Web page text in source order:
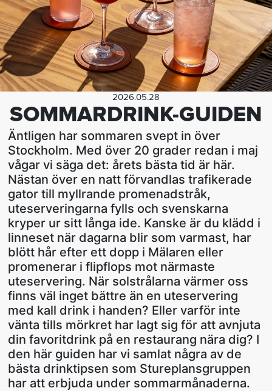
2026.05.28
SOMMARDRINK-GUIDEN
Äntligen har sommaren svept in över
Stockholm. Med över 20 grader redan i maj
vågar vi säga det: årets bästa tid är här.
Nästan över en natt förvandlas trafikerade
gator till myllrande promenadstråk,
uteserveringarna fylls och svenskarna
kryper ur sitt långa ide. Kanske är du klädd i
linneset när dagarna blir som varmast, har
blött hår efter ett dopp i Mälaren eller
promenerar i flipflops mot närmaste
uteservering. När solstrålarna värmer oss
finns väl inget bättre än en uteservering
med kall drink i handen? Eller varför inte
vänta tills mörkret har lagt sig för att avnjuta
din favoritdrink på en restaurang nära dig? I
den här guiden har vi samlat några av de
bästa drinktipsen som Stureplansgruppen
har att erbjuda under sommarmånaderna.